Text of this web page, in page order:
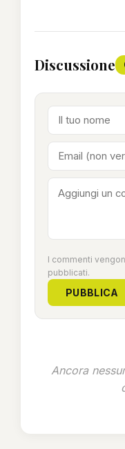
Discussione
I commenti
pubblicati.
PUBBLICA
Ancora